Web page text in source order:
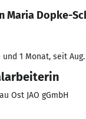
Maria Dopke-
und 1 Monat, seit
Ost JAO gGmbH